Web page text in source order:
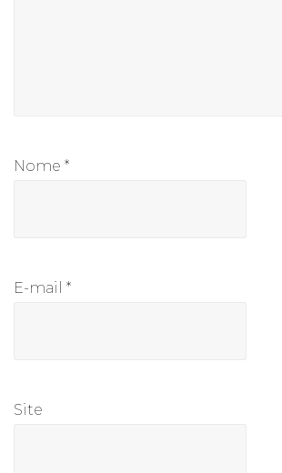
Nome *
E-mail *
Site